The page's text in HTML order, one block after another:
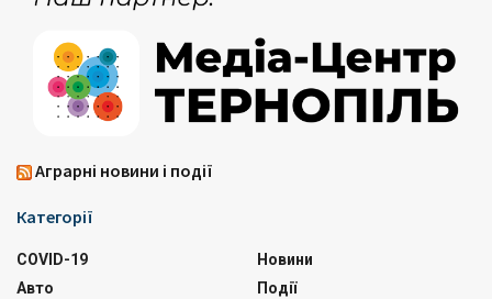
Аграрні новини і події
Категорії
COVID-19
Авто
Новини
Події